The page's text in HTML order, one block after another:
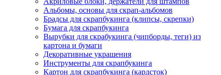
Альбомы, основы для скрап-альбомов
Брадсы для скрапбукинга (клипсы, скрепки)
Бумага для скрапбукинга
Вырубки для скрабукинга (чипборды, теги) из
картона и бумаги
Декоративные украшения
Инструменты для скрапбукинга
Картон для скрапбукинга (кардсток)